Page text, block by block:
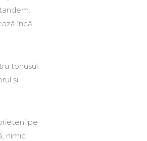
încă
tonusul
și
pe
nimic